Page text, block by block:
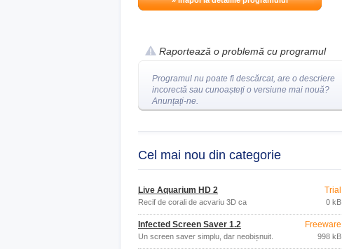
Raportează o problemă cu programul
Programul nu poate fi descărcat, are o descriere
incorectă sau cunoașteți o versiune mai nouă?
Anunțați-ne.
Cel mai nou din categorie
Live Aquarium HD 2
Recif de corali de acvariu 3D ca
Trial
0 kB
Infected Screen Saver 1.2
Un screen saver simplu, dar neobișnuit.
Freeware
998 kB